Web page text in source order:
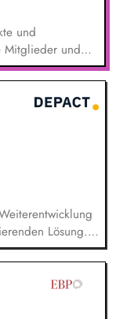
und
Mitglieder und
Du
Klimaschutz nach
Kampagnen
von
Lösung.
Du
optimierst sie,
zusammen mit